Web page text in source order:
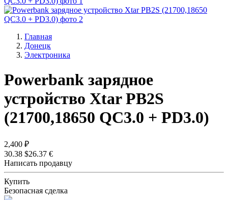
Главная
Донецк
Электроника
Powerbank зарядное
устройство Xtar PB2S
(21700,18650 QC3.0 + PD3.0)
2,400 ₽
30.38 $26.37 €
Написать продавцу
Купить
Безопасная сделка